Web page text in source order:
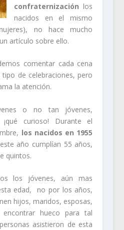
confraternización los
nacidos en el mismo
no hace mucho
artículo sobre ello.
comentar cada cena
de celebraciones, pero
la atención.
o no tan jóvenes,
¡qué curioso! Durante el
los nacidos en 1955
año cumplían 55 años,
quintos.
los jóvenes, aún mas
edad, no por los años,
hijos, maridos, esposas,
hueco para tal
asistieron de esta